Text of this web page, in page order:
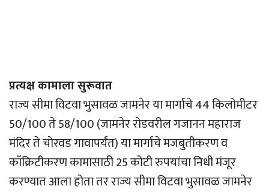
प्रत्यक्ष कामाला सुरूवात
राज्य सीमा विटवा भुसावळ जामनेर या मार्गाचे 44 किलोमीटर
50/100 ते 58/100 (जामनेर रोडवरील गजानन महाराज
मंदिर ते चोरवड गावापर्यंत) या मार्गाचे मजबुतीकरण व
काँक्रिटीकरण कामासाठी 25 कोटी रुपयांचा निधी मंजूर
करण्यात आला होता तर राज्य सीमा विटवा भुसावळ जामनेर